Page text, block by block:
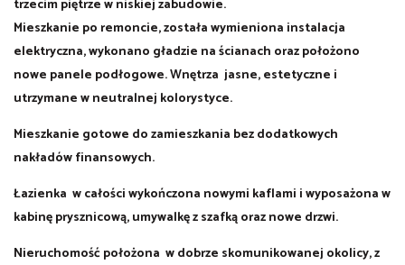
trzecim piętrze w niskiej zabudowie.
Mieszkanie po remoncie, została wymieniona instalacja
elektryczna, wykonano gładzie na ścianach oraz położono
nowe panele podłogowe. Wnętrza jasne, estetyczne i
utrzymane w neutralnej kolorystyce.
Mieszkanie gotowe do zamieszkania bez dodatkowych
nakładów finansowych.
Łazienka w całości wykończona nowymi kaflami i wyposażona w
kabinę prysznicową, umywalkę z szafką oraz nowe drzwi.
Nieruchomość położona w dobrze skomunikowanej okolicy, z